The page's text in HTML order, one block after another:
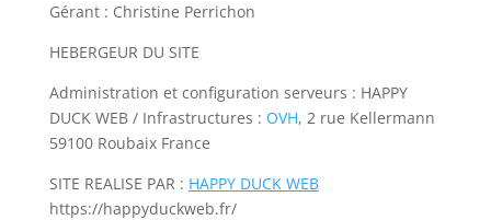
Gérant : Christine Perrichon
HEBERGEUR DU SITE
Administration et configuration serveurs : HAPPY
DUCK WEB / Infrastructures : OVH, 2 rue Kellermann
59100 Roubaix France
SITE REALISE PAR : HAPPY DUCK WEB
https://happyduckweb.fr/